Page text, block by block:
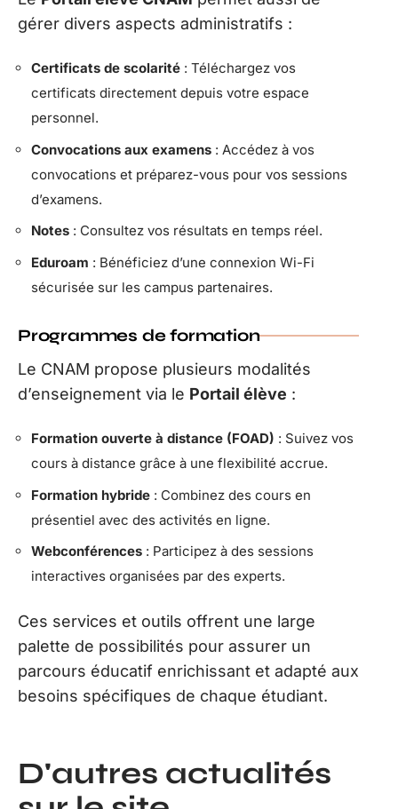
gérer divers aspects administratifs :
Certificats de scolarité : Téléchargez vos
certificats directement depuis votre espace
personnel.
Convocations aux examens : Accédez à vos
convocations et préparez-vous pour vos sessions
d’examens.
Notes : Consultez vos résultats en temps réel.
Eduroam : Bénéficiez d’une connexion Wi-Fi
sécurisée sur les campus partenaires.
Programmes de formation
Le CNAM propose plusieurs modalités
d’enseignement via le Portail élève :
Formation ouverte à distance (FOAD) : Suivez vos
cours à distance grâce à une flexibilité accrue.
Formation hybride : Combinez des cours en
présentiel avec des activités en ligne.
Webconférences : Participez à des sessions
interactives organisées par des experts.
Ces services et outils offrent une large
palette de possibilités pour assurer un
parcours éducatif enrichissant et adapté aux
besoins spécifiques de chaque étudiant.
D'autres actualités